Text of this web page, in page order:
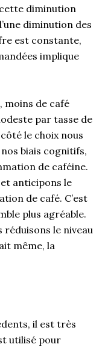
diminution
diminution des
est constante,
implique
moins de café
par tasse de
le choix nous
biais cognitifs,
de caféine.
anticipons le
de café. C’est
plus agréable.
réduisons le niveau
même, la
il est très
utilisé pour